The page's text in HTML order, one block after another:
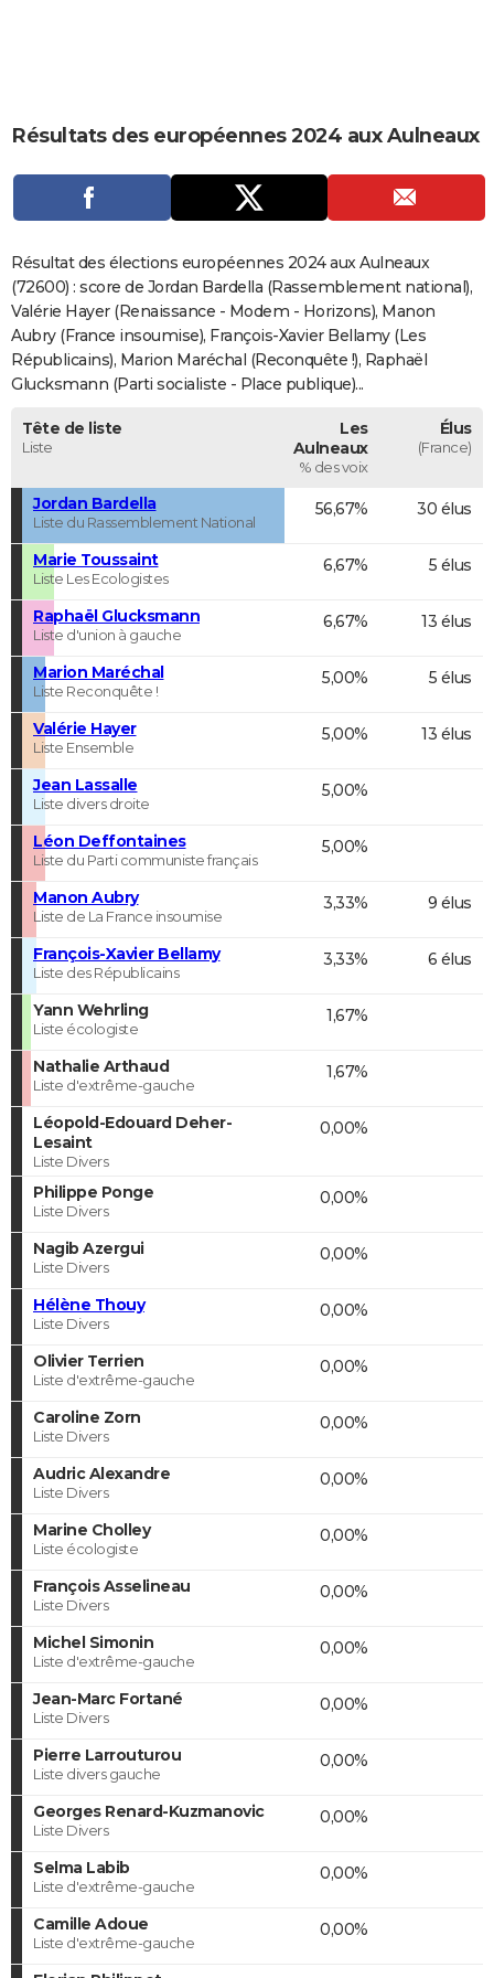
Carte de Noël
Carte Bonne année
Carte Saint-Valentin
Carte Pâques
Carte d'anniversaire
DICTIONNAIRE
COPAINS D'AVANT
S'inscrire
Se connecter
Lycées
Collèges
Primaires
Universités
Entreprises
Service militaire
Avis de recherche
AVIS DE DÉCÈS
FORUM
Bricolage
Lifestyle
Culture
Sport
Auto
Television
Voyage
Cinema
Résultats des européennes 2024 aux Aulneaux
Résultat des élections européennes 2024 aux Aulneaux
(72600) : score de Jordan Bardella (Rassemblement national),
Valérie Hayer (Renaissance - Modem - Horizons), Manon
Aubry (France insoumise), François-Xavier Bellamy (Les
Républicains), Marion Maréchal (Reconquête !), Raphaël
Glucksmann (Parti socialiste - Place publique)...
Tête de liste
Liste
Les
Aulneaux
% des voix
Élus
(France)
Jordan Bardella
Liste du Rassemblement National
56,67% 30 élus
Marie Toussaint
Liste Les Ecologistes
6,67% 5 élus
Raphaël Glucksmann
Liste d'union à gauche
6,67% 13 élus
Marion Maréchal
Liste Reconquête !
5,00% 5 élus
Valérie Hayer
Liste Ensemble
5,00% 13 élus
Jean Lassalle
Liste divers droite
5,00%
Léon Deffontaines
Liste du Parti communiste français
5,00%
Manon Aubry
Liste de La France insoumise
3,33% 9 élus
François-Xavier Bellamy
Liste des Républicains
3,33% 6 élus
Yann Wehrling
Liste écologiste
1,67%
Nathalie Arthaud
Liste d'extrême-gauche
1,67%
Léopold-Edouard Deher-
Lesaint
Liste Divers
0,00%
Philippe Ponge
Liste Divers
0,00%
Nagib Azergui
Liste Divers
0,00%
Hélène Thouy
Liste Divers
0,00%
Olivier Terrien
Liste d'extrême-gauche
0,00%
Caroline Zorn
Liste Divers
0,00%
Audric Alexandre
Liste Divers
0,00%
Marine Cholley
Liste écologiste
0,00%
François Asselineau
Liste Divers
0,00%
Michel Simonin
Liste d'extrême-gauche
0,00%
Jean-Marc Fortané
Liste Divers
0,00%
Pierre Larrouturou
Liste divers gauche
0,00%
Georges Renard-Kuzmanovic
Liste Divers
0,00%
Selma Labib
Liste d'extrême-gauche
0,00%
Camille Adoue
Liste d'extrême-gauche
0,00%